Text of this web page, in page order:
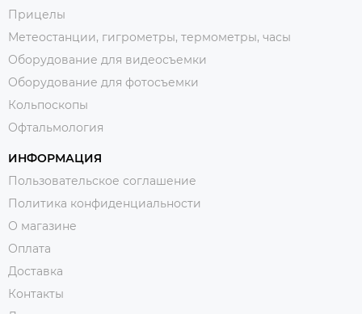
Прицелы
Метеостанции, гигрометры, термометры, часы
Оборудование для видеосъемки
Оборудование для фотосъемки
Кольпоскопы
Офтальмология
ИНФОРМАЦИЯ
Пользовательское соглашение
Политика конфиденциальности
О магазине
Оплата
Доставка
Контакты